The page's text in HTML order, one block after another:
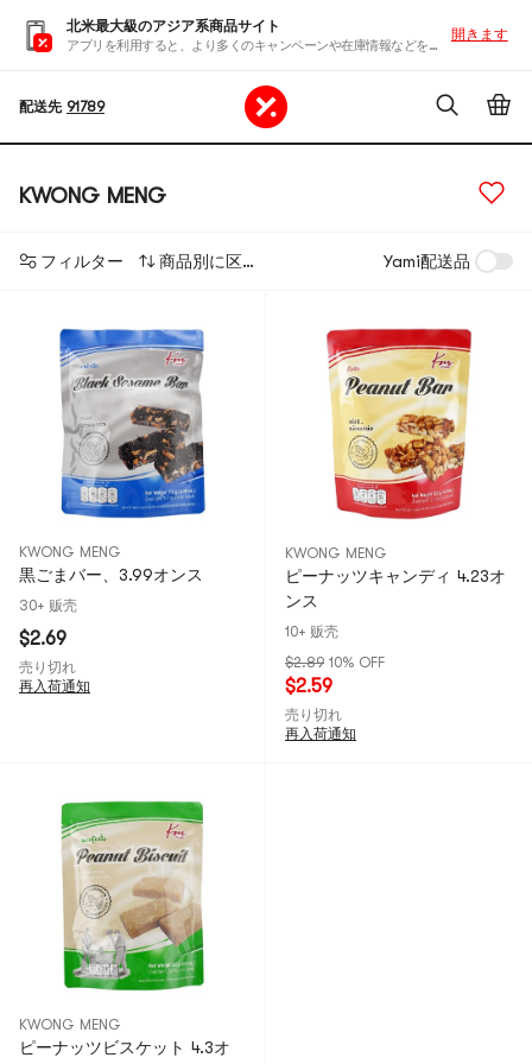
北米最大級のアジア系商品サイト
アプリを利用すると、より多くのキャンペーンや在庫情報などを入手できます
開きます
配送先 91789
KWONG MENG
フィルター 商品別に区分する Yami配送品
KWONG MENG
黒ごまバー、3.99オンス
30+ 贩壳
$2.69
売り切れ
再入荷通知
KWONG MENG
ピーナッツキャンディ 4.23オ
ンス
10+ 贩壳
$2.89 10% OFF
$2.59
売り切れ
再入荷通知
KWONG MENG
ピーナッツビスケット 4.3オ